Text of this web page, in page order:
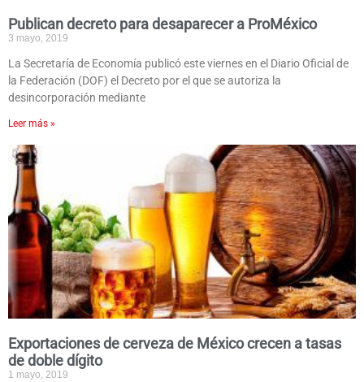
Publican decreto para desaparecer a ProMéxico
3 mayo, 2019
La Secretaría de Economía publicó este viernes en el Diario Oficial de
la Federación (DOF) el Decreto por el que se autoriza la
desincorporación mediante
Leer más »
Exportaciones de cerveza de México crecen a tasas
de doble dígito
1 mayo, 2019